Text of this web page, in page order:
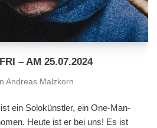
– AM 25.07.2024
Andreas Malzkorn
ein Solokünstler, ein One-Man-
Heute ist er bei uns! Es ist